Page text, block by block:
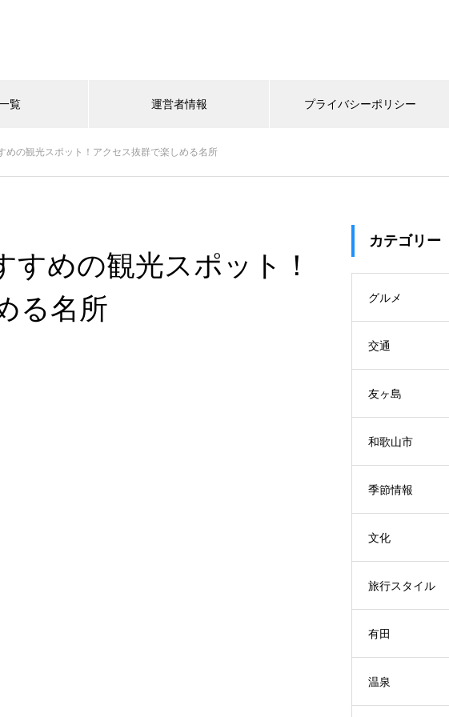
覧 運営者情報 プライバシーポリシー
めの観光スポット！アクセス抜群で楽しめる名所
めの観光スポット！
る名所
カテゴリー
グルメ
交通
友ヶ島
和歌山市
季節情報
文化
旅行スタイル
有田
温泉